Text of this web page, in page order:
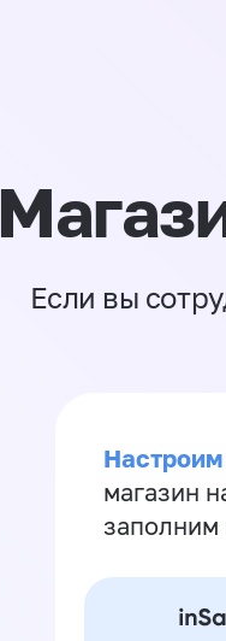
Если вы
Настроим
магазин
заполним